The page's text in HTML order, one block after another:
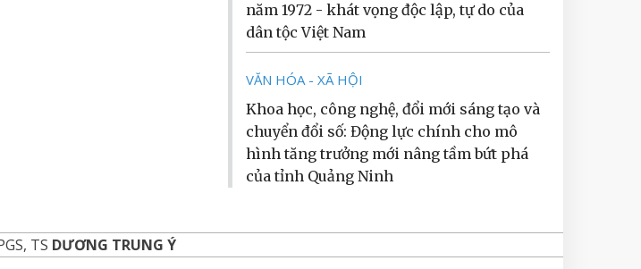
năm 1972 - khát vọng độc lập, tự do của
dân tộc Việt Nam
VĂN HÓA - XÃ HỘI
Khoa học, công nghệ, đổi mới sáng tạo và
chuyển đổi số: Động lực chính cho mô
hình tăng trưởng mới nâng tầm bứt phá
của tỉnh Quảng Ninh
TS DƯƠNG TRUNG Ý